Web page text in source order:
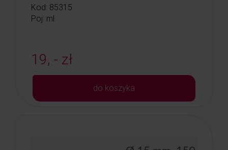
Kod: 85315
Poj: ml
19, - zł
do koszyka